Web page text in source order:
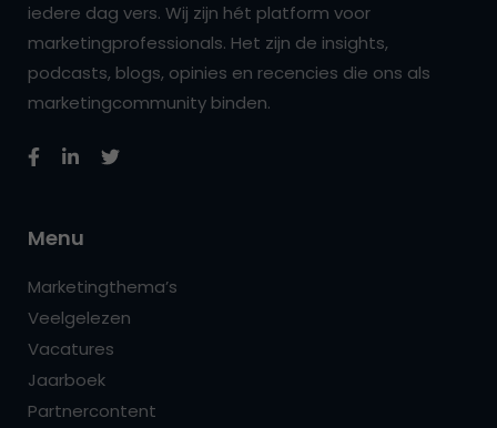
iedere dag vers. Wij zijn hét platform voor
marketingprofessionals. Het zijn de insights,
podcasts, blogs, opinies en recencies die ons als
marketingcommunity binden.
Menu
Marketingthema’s
Veelgelezen
Vacatures
Jaarboek
Partnercontent